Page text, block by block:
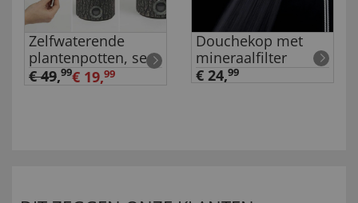
Zelfwaterende
plantenpotten, set
van 2
€ 49,99€ 19,99
Douchekop met
mineraalfilter
€ 24,99